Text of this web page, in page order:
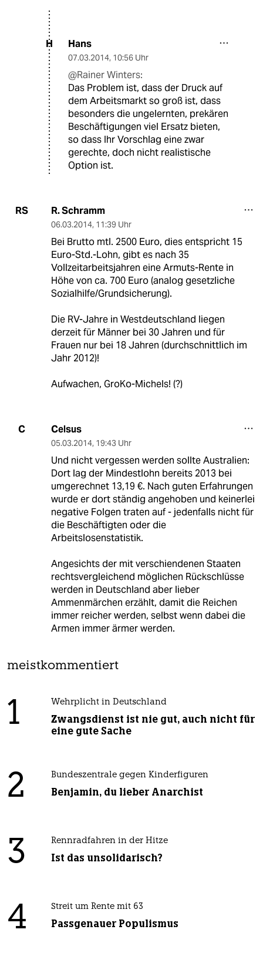
H Hans
07.03.2014, 10:56 Uhr
@Rainer Winters:
Das Problem ist, dass der Druck auf
dem Arbeitsmarkt so groß ist, dass
besonders die ungelernten, prekären
Beschäftigungen viel Ersatz bieten,
so dass Ihr Vorschlag eine zwar
gerechte, doch nicht realistische
Option ist.
RS R. Schramm
06.03.2014, 11:39 Uhr
Bei Brutto mtl. 2500 Euro, dies entspricht 15
Euro-Std.-Lohn, gibt es nach 35
Vollzeitarbeitsjahren eine Armuts-Rente in
Höhe von ca. 700 Euro (analog gesetzliche
Sozialhilfe/Grundsicherung).
Die RV-Jahre in Westdeutschland liegen
derzeit für Männer bei 30 Jahren und für
Frauen nur bei 18 Jahren (durchschnittlich im
Jahr 2012)!
Aufwachen, GroKo-Michels! (?)
C Celsus
05.03.2014, 19:43 Uhr
Und nicht vergessen werden sollte Australien:
Dort lag der Mindestlohn bereits 2013 bei
umgerechnet 13,19 €. Nach guten Erfahrungen
wurde er dort ständig angehoben und keinerlei
negative Folgen traten auf - jedenfalls nicht für
die Beschäftigten oder die
Arbeitslosenstatistik.
Angesichts der mit verschiendenen Staaten
rechtsvergleichend möglichen Rückschlüsse
werden in Deutschland aber lieber
Ammenmärchen erzählt, damit die Reichen
immer reicher werden, selbst wenn dabei die
Armen immer ärmer werden.
meistkommentiert
1 Wehrplicht in Deutschland
Zwangsdienst ist nie gut, auch nicht für
eine gute Sache
2 Bundeszentrale gegen Kinderfiguren
Benjamin, du lieber Anarchist
3 Rennradfahren in der Hitze
Ist das unsolidarisch?
4 Streit um Rente mit 63
Passgenauer Populismus